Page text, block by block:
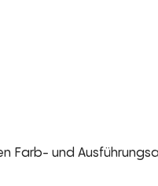
Farb- und